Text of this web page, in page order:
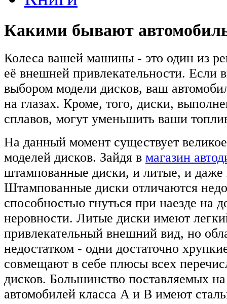
Какими бывают
Колеса вашей машины - это один из
её внешней привлекательности. Если
выбором модели дисков, ваш
на глазах. Кроме, того, диски,
сплавов, могут уменьшить ваши
На данный момент существует
моделей дисков. Зайдя в магазин
штампованные диски, и литые, и даже
Штампованные диски отличаются
способностью гнуться при наезде на
неровности. Литые диски имеют
привлекательный внешний вид, но
недостатком - одни достаточно
совмещают в себе плюсы всех
дисков. Большинство поставляемых
автомобилей класса A и B имеют